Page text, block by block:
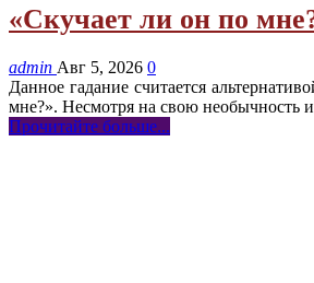
«Скучает ли он по
admin Авг 5, 2026 0
Данное гадание считается
мне?». Несмотря на свою необычность
Прочитайте больше...